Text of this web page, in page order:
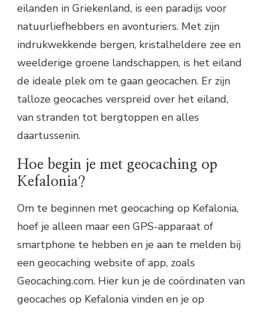
eilanden in Griekenland, is een paradijs voor
natuurliefhebbers en avonturiers. Met zijn
indrukwekkende bergen, kristalheldere zee en
weelderige groene landschappen, is het eiland
de ideale plek om te gaan geocachen. Er zijn
talloze geocaches verspreid over het eiland,
van stranden tot bergtoppen en alles
daartussenin.
Hoe begin je met geocaching op
Kefalonia?
Om te beginnen met geocaching op Kefalonia,
hoef je alleen maar een GPS-apparaat of
smartphone te hebben en je aan te melden bij
een geocaching website of app, zoals
Geocaching.com. Hier kun je de coördinaten van
geocaches op Kefalonia vinden en je op